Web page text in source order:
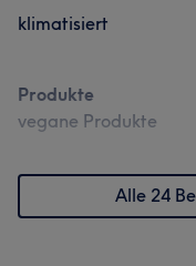
klimatisiert
Produkte
vegane Produkte
Alle 24